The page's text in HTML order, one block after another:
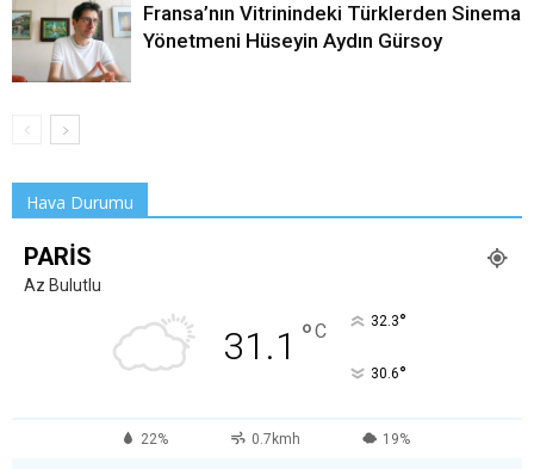
Fransa’nın Vitrinindeki Türklerden Sinema
Yönetmeni Hüseyin Aydın Gürsoy
Hava Durumu
PARIS
Az Bulutlu
31.1 °C 32.3°
30.6°
22% 0.7kmh 19%